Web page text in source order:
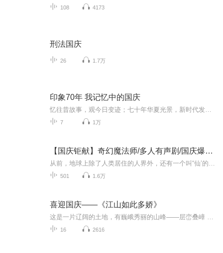
108 4173
刑法国庆
26 1.7万
印象70年 我记忆中的国庆
7 1万
【国庆钜献】奇幻魔法师/多人有声剧/国庆爆更七天乐
501 1.6万
喜迎国庆——《江山如此多娇》
16 2616